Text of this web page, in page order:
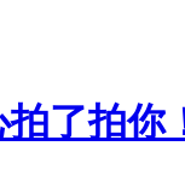
了拍你